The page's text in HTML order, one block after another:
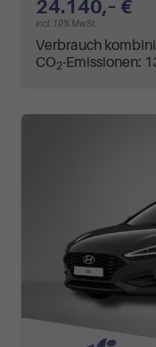
24.140,– €
incl. 19% MwSt.
Verbrauch
CO2-Emissionen: